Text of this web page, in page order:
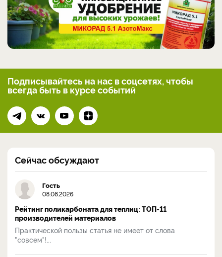
Подписывайтесь на нас в соцсетях, чтобы
всегдабыть в курсе событий
Сейчас обсуждают
Гость
08.08.2026
Рейтинг поликарбоната для теплиц: ТОП-11
производителей материалов
Практической пользы статья не имеет от слова
"совсем"!...